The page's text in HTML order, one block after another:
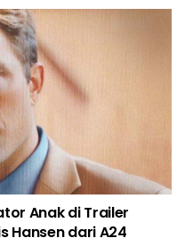
Anak di Trailer
Hansen dari A24